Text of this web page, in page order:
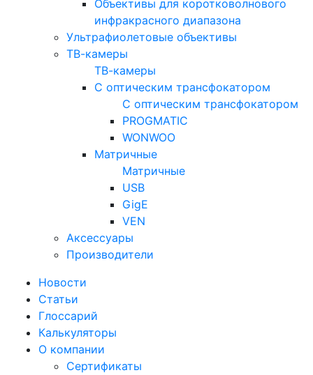
Объективы для коротковолнового
инфракрасного диапазона
Ультрафиолетовые объективы
ТВ-камеры
ТВ-камеры
С оптическим трансфокатором
С оптическим трансфокатором
PROGMATIC
WONWOO
Матричные
Матричные
USB
GigE
VEN
Аксессуары
Производители
Новости
Статьи
Глоссарий
Калькуляторы
О компании
Сертификаты